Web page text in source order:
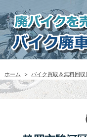
ホーム > バイク買取＆無料回収